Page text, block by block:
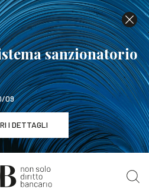
sanzionatorio
09
I DETTAGLI
/ 1° Ottobre
sanzionatorio del TUF